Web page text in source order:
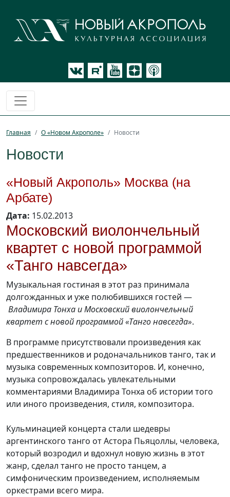
Главная О «Новом Акрополе» Новости
Новости
«Новый Акрополь» Москва (на
Арбате)
Дата: 15.02.2013
Московский виолончельный
квартет с новой программой
«Танго навсегда»
Музыкальная гостиная в этот раз принимала
долгожданных и уже полюбившихся гостей —
Владимира Тонха и Московский виолончельный
квартет с новой программой «Танго навсегда».
В программе присутствовали произведения как
предшественников и родоначальников танго, так и
музыка современных композиторов. И, конечно,
музыка сопровождалась увлекательными
комментариями Владимира Тонха об истории того
или иного произведения, стиля, композитора.
Кульминацией концерта стали шедевры
аргентинского танго от Астора Пьяцоллы, человека,
который возродил и вдохнул новую жизнь в этот
жанр, сделал танго не просто танцем, а
симфоническим произведением, исполняемым
оркестрами всего мира.